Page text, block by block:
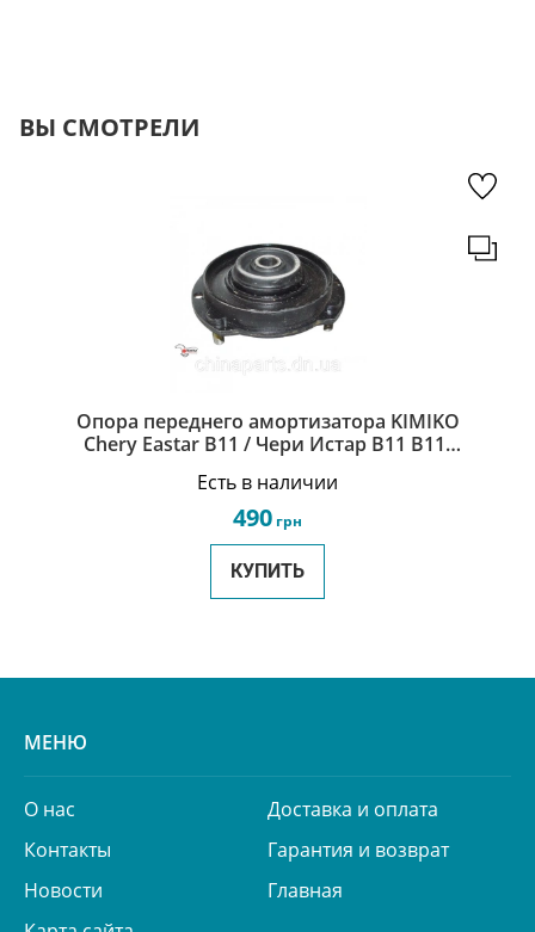
ВЫ СМОТРЕЛИ
Опора переднего амортизатора KIMIKO
Chery Eastar B11 / Чери Истар B11 B11-
Есть в наличии
490 грн
КУПИТЬ
МЕНЮ
О нас
Доставка и оплата
Контакты
Гарантия и возврат
Новости
Главная